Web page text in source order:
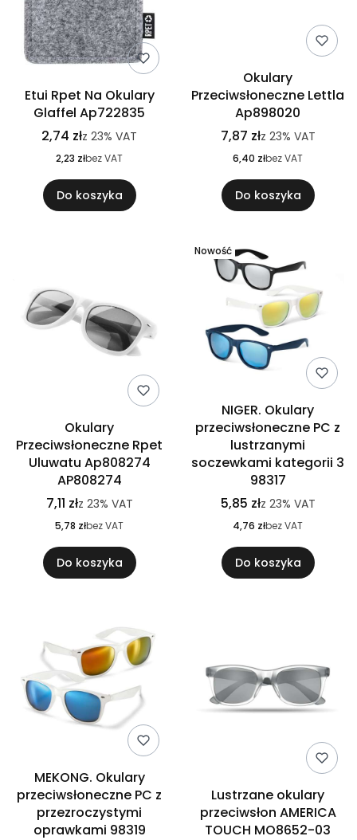
Etui Rpet Na Okulary
Glaffel Ap722835
2,74 złz 23% VAT
2,23 złbez VAT
Do koszyka
Okulary
Przeciwsłoneczne Lettla
Ap898020
7,87 złz 23% VAT
6,40 złbez VAT
Do koszyka
Okulary
Przeciwsłoneczne Rpet
Uluwatu Ap808274
AP808274
7,11 złz 23% VAT
5,78 złbez VAT
Do koszyka
Nowość
NIGER. Okulary
przeciwsłoneczne PC z
lustrzanymi
soczewkami kategorii 3
98317
5,85 złz 23% VAT
4,76 złbez VAT
Do koszyka
MEKONG. Okulary
przeciwsłoneczne PC z
przezroczystymi
oprawkami 98319
Lustrzane okulary
przeciwsłon AMERICA
TOUCH MO8652-03